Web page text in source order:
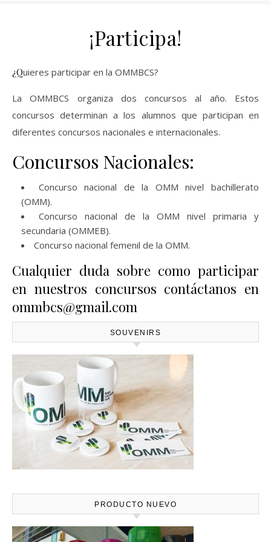
¡Participa!
¿Quieres participar en la OMMBCS?
La OMMBCS organiza dos concursos al año. Estos
concursos determinan a los alumnos que participan en
diferentes concursos nacionales e internacionales.
Concursos Nacionales:
Concurso nacional de la OMM nivel bachillerato
(OMM).
Concurso nacional de la OMM nivel primaria y
secundaria (OMMEB).
Concurso nacional femenil de la OMM.
Cualquier duda sobre como participar
en nuestros concursos contáctanos en
ommbcs@gmail.com
SOUVENIRS
PRODUCTO NUEVO